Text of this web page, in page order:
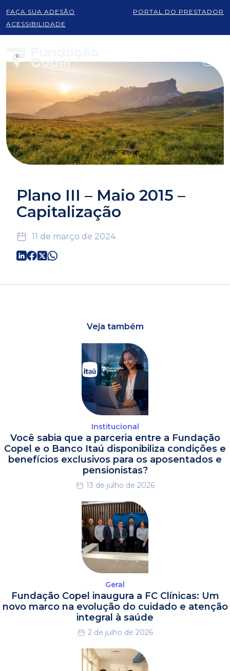
FAÇA SUA ADESÃO
PORTAL DO PRESTADOR
ACESSIBILIDADE
Plano III – Maio 2015 –
Capitalização
11 de março de 2024
Veja também
Institucional
Você sabia que a parceria entre a Fundação
Copel e o Banco Itaú disponibiliza condições e
benefícios exclusivos para os aposentados e
pensionistas?
13 de julho de 2026
Geral
Fundação Copel inaugura a FC Clínicas: Um
novo marco na evolução do cuidado e atenção
integral à saúde
2 de julho de 2026